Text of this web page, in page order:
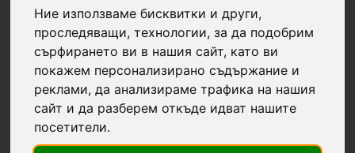
Ние използваме бисквитки и други,
проследяващи, технологии, за да подобрим
сърфирането ви в нашия сайт, като ви
покажем персонализирано съдържание и
реклами, да анализираме трафика на нашия
сайт и да разберем откъде идват нашите
посетители.